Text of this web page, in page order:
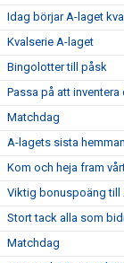
Idag börjar A-laget
Kvalserie A-laget
Bingolotter till påsk
Passa på att
Matchdag
A-lagets sista
Kom och heja fram
Viktig bonuspoäng till
Stort tack alla som
Matchdag